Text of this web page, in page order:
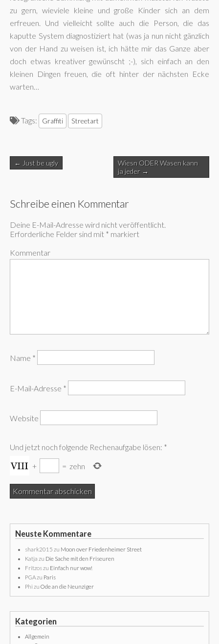
zu gern, wieviele kleine und große Kinder sich an dem
erfreuen. Und vielleicht sollte auch die Person, die das
kaputte System diagnostiziert hat (was ja nun nicht gänzlich
von der Hand zu weisen ist, ich hätte mir das Ganze aber
doch etwas kreativer gewünscht ;-), sich einfach an den
kleinen Dingen freuen, die oft hinter der nächsten Ecke
warten…
Tags: Graffiti Streetart
Post
navigation
← Just be ugly
Wiesn ODER Wasen kann
ja jeder →
Schreibe einen Kommentar
Deine E-Mail-Adresse wird nicht veröffentlicht.
Erforderliche Felder sind mit * markiert
Kommentar
Name *
E-Mail-Adresse *
Website
Und jetzt noch folgende Rechenaufgabe lösen: *
+ = zehn
Neuste Kommentare
shark2015 zu Moon over Friedenheimer Street
Katja zu Die Sache mit den Friseuren
Fritzoszu Einfach nur wow!
PGAzu Paris
Phi zu Ode an die Neunziger
Kategorien
Allgemein